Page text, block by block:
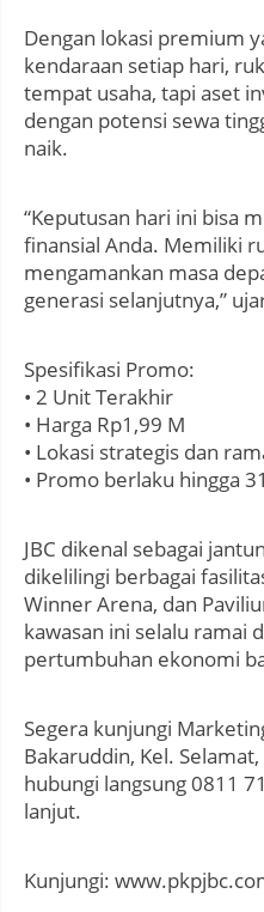
Dengan lokasi premium
kendaraan setiap hari,
tempat usaha, tapi aset
dengan potensi sewa
naik.
“Keputusan hari ini bisa
finansial Anda. Memiliki
mengamankan masa
generasi selanjutnya,”
Spesifikasi Promo:
• 2 Unit Terakhir
• Harga Rp1,99 M
• Lokasi strategis dan
• Promo berlaku hingga
JBC dikenal sebagai
dikelilingi berbagai
Winner Arena, dan
kawasan ini selalu ramai
pertumbuhan ekonomi
Segera kunjungi
Bakaruddin, Kel.
hubungi langsung 0811
lanjut.
Kunjungi: